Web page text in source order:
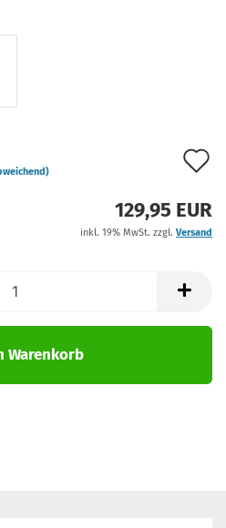
129,95 EUR
inkl. 19% MwSt. zzgl. Versand
Warenkorb